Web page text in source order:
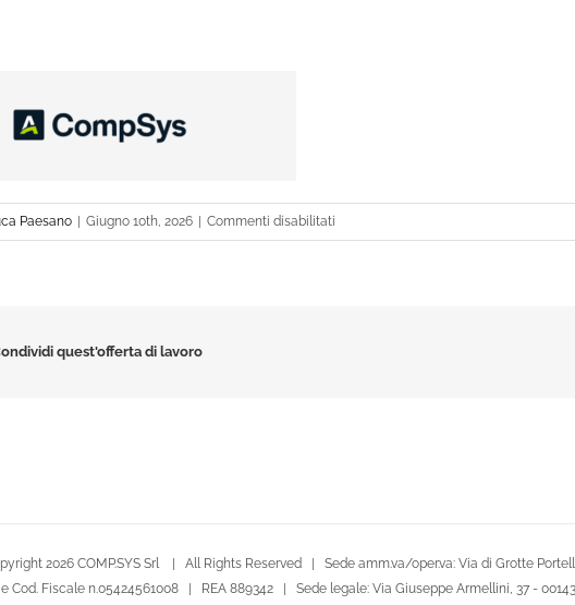
Paesano Giugno 10th, 2026 Commenti disabilitati
CompSys-
quest'offerta di lavoro
2026 COMP.SYS Srl | All Rights Reserved | Sede amm.va/oper.va: Via di Grotte
e Cod. Fiscale n.05424561008 | REA 889342 | Sede legale: Via Giuseppe Armellini, 37 -